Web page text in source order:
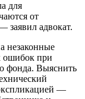
для
от
заявил адвокат.
незаконные
ошибок при
фонда. Выяснить
—